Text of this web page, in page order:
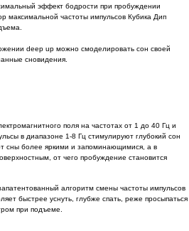
эффект бодрости при пробуждении
максимальной частоты импульсов Кубика Дип
deep up можно смоделировать сон своей
сновидения.
поля на частотах от 1 до 40 Гц и
в диапазоне 1-8 Гц стимулируют глубокий сон
сны более яркими и запоминающимися, а в
от чего пробуждение становится
алгоритм смены частоты импульсов
быстрее уснуть, глубже спать, реже просыпаться
при подъеме.